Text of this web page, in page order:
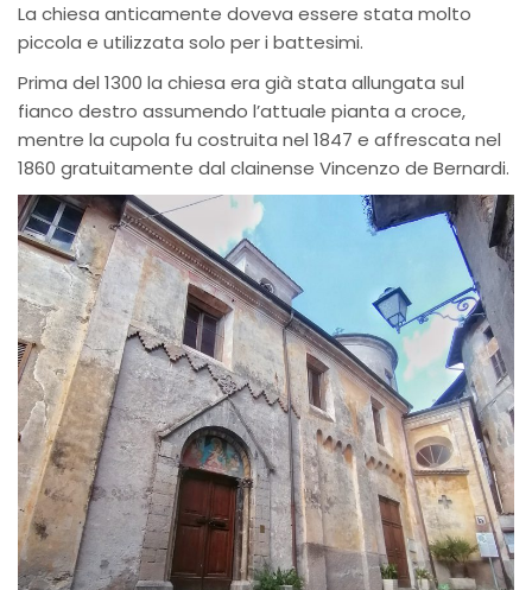
La chiesa anticamente doveva essere stata molto
piccola e utilizzata solo per i battesimi.
Prima del 1300 la chiesa era già stata allungata sul
fianco destro assumendo l’attuale pianta a croce,
mentre la cupola fu costruita nel 1847 e affrescata nel
1860 gratuitamente dal clainense Vincenzo de Bernardi.